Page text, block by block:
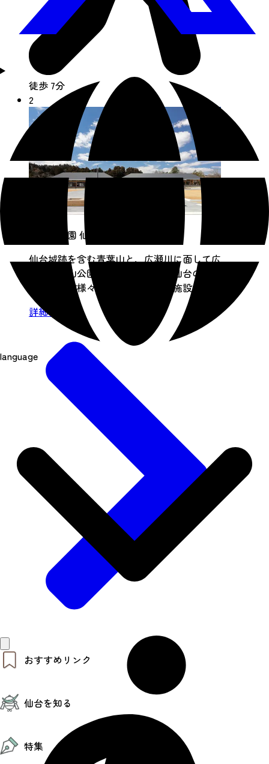
language
おすすめリンク
モデルコース
お得なチケット
仙台を知る
仙台の魅力
エリアガイド
復興に向けて
特集
徒歩 7分
2
青葉山公園 仙臺緑彩館
仙台城跡を含む青葉山と、広瀬川に面して広
がる青葉山公園の玄関口にある、仙台の歴史
や文化など様々な情報を発信する施設です。
詳細を見る